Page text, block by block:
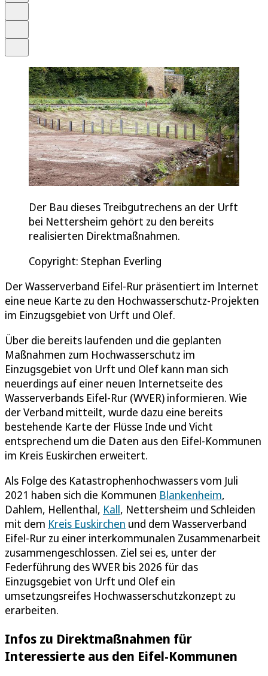
Der Bau dieses Treibgutrechens an der Urft
bei Nettersheim gehört zu den bereits
realisierten Direktmaßnahmen.
Copyright: Stephan Everling
Der Wasserverband Eifel-Rur präsentiert im Internet
eine neue Karte zu den Hochwasserschutz-Projekten
im Einzugsgebiet von Urft und Olef.
Über die bereits laufenden und die geplanten
Maßnahmen zum Hochwasserschutz im
Einzugsgebiet von Urft und Olef kann man sich
neuerdings auf einer neuen Internetseite des
Wasserverbands Eifel-Rur (WVER) informieren. Wie
der Verband mitteilt, wurde dazu eine bereits
bestehende Karte der Flüsse Inde und Vicht
entsprechend um die Daten aus den Eifel-Kommunen
im Kreis Euskirchen erweitert.
Als Folge des Katastrophenhochwassers vom Juli
2021 haben sich die Kommunen Blankenheim,
Dahlem, Hellenthal, Kall, Nettersheim und Schleiden
mit dem Kreis Euskirchen und dem Wasserverband
Eifel-Rur zu einer interkommunalen Zusammenarbeit
zusammengeschlossen. Ziel sei es, unter der
Federführung des WVER bis 2026 für das
Einzugsgebiet von Urft und Olef ein
umsetzungsreifes Hochwasserschutzkonzept zu
erarbeiten.
Infos zu Direktmaßnahmen für
Interessierte aus den Eifel-Kommunen